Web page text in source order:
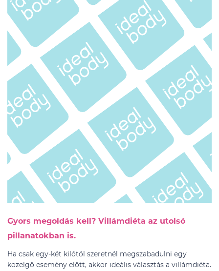
Gyors megoldás kell? Villámdiéta az utolsó
pillanatokban is.
Ha csak egy-két kilótól szeretnél megszabadulni egy
közelgő esemény előtt, akkor ideális választás a villámdiéta.